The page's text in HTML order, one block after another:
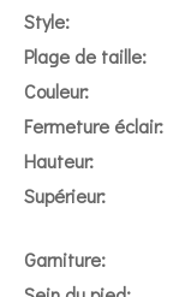
Style:
Plage de taille:
Couleur:
Fermeture éclair:
Hauteur:
Supérieur:
Garniture: